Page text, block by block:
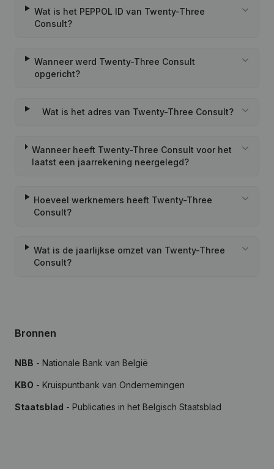
Wat is het PEPPOL ID van Twenty-Three
Consult?
Wanneer werd Twenty-Three Consult
opgericht?
Wat is het adres van Twenty-Three Consult?
Wanneer heeft Twenty-Three Consult voor het
laatst een jaarrekening neergelegd?
Hoeveel werknemers heeft Twenty-Three
Consult?
Wat is de jaarlijkse omzet van Twenty-Three
Consult?
Bronnen
NBB - Nationale Bank van België
KBO - Kruispuntbank van Ondernemingen
Staatsblad - Publicaties in het Belgisch Staatsblad